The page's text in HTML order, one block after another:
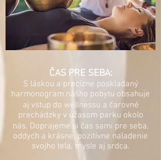
ČAS PRE SEBA:
S láskou a precízne poskladaný
harmonogram nášho pobytu obsahuje
aj vstup do wellnessu a čarovné
prechádzky v úžasom parku okolo
nás. Doprajeme si čas sami pre seba,
oddych a krásne, pozitívne naladenie
svojho tela, mysle aj srdca.